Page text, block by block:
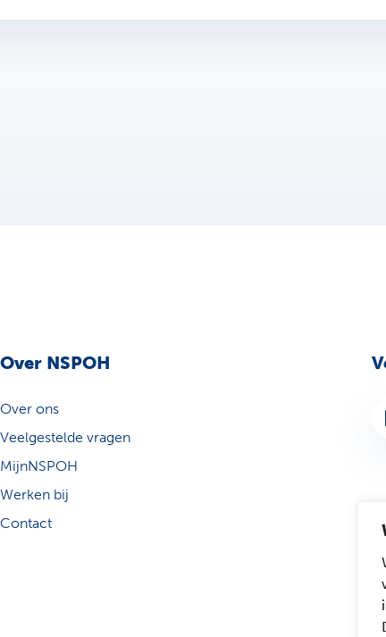
Over NSPOH
Over ons
Veelgestelde vragen
MijnNSPOH
Werken bij
Contact